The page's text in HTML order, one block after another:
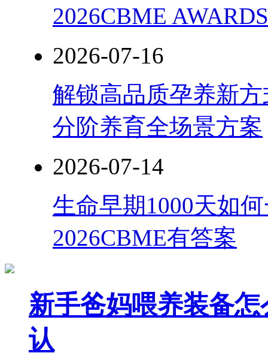
2026CBME
2026-07-16
解锁高品质孕养新
分阶养育全场景方案
2026-07-14
生命早期1000天如
2026CBME有答案
新手爸妈喂养装备
认